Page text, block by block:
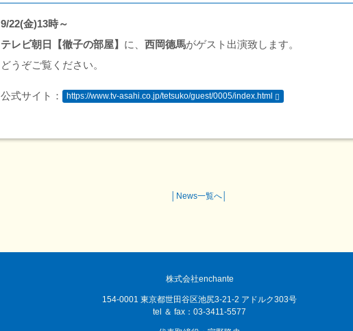
9/22(金)13時～
テレビ朝日【徹子の部屋】 に、 西岡德馬がゲスト出演致します。
どうぞご覧ください。
公式サイト： https://www.tv-asahi.co.jp/tetsuko/guest/0005/index.html
News一覧へ
株式会社enchante
154-0001 東京都世田谷区池尻3-21-2 アドルク303号
tel ＆ fax：03-3411-5577